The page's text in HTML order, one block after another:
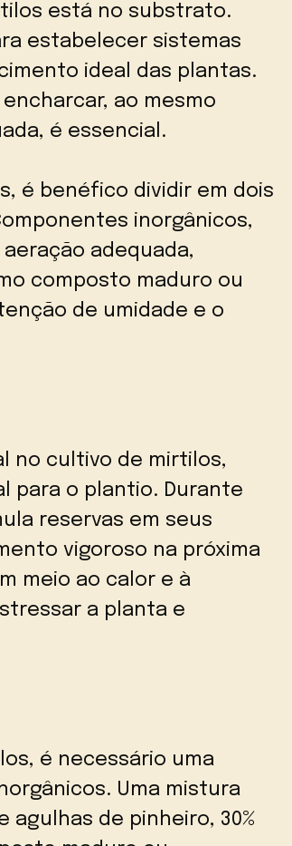
está no substrato.
estabelecer sistemas
ideal das plantas.
ao mesmo
é essencial.
é benéfico dividir em dois
inorgânicos,
adequada,
composto maduro ou
de umidade e o
no cultivo de mirtilos,
para o plantio. Durante
reservas em seus
vigoroso na próxima
meio ao calor e à
a planta e
é necessário uma
Uma mistura
agulhas de pinheiro, 30%